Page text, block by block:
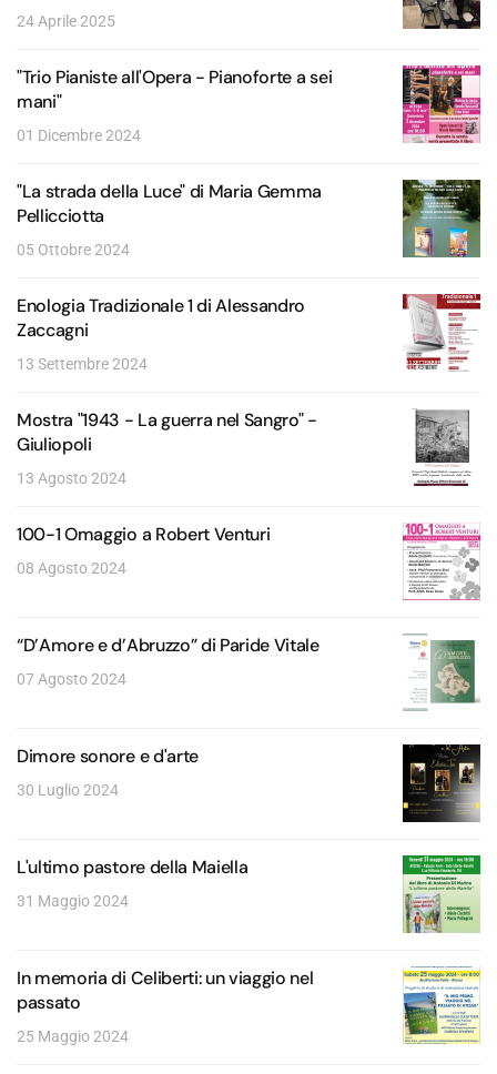
24 Aprile 2025
"Trio Pianiste all'Opera - Pianoforte a sei
mani"
01 Dicembre 2024
"La strada della Luce" di Maria Gemma
Pellicciotta
05 Ottobre 2024
Enologia Tradizionale 1 di Alessandro
Zaccagni
13 Settembre 2024
Mostra "1943 - La guerra nel Sangro" -
Giuliopoli
13 Agosto 2024
100-1 Omaggio a Robert Venturi
08 Agosto 2024
“D’Amore e d’Abruzzo” di Paride Vitale
07 Agosto 2024
Dimore sonore e d'arte
30 Luglio 2024
L'ultimo pastore della Maiella
31 Maggio 2024
In memoria di Celiberti: un viaggio nel
passato
25 Maggio 2024